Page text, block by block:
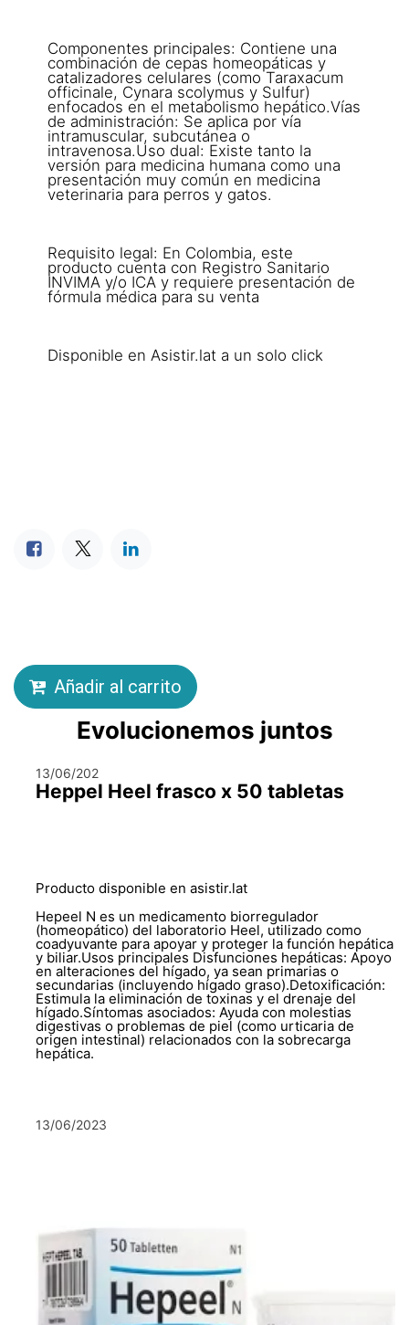
Componentes principales: Contiene una
combinación de cepas homeopáticas y
catalizadores celulares (como Taraxacum
officinale, Cynara scolymus y Sulfur)
enfocados en el metabolismo hepático.Vías
de administración: Se aplica por vía
intramuscular, subcutánea o
intravenosa.Uso dual: Existe tanto la
versión para medicina humana como una
presentación muy común en medicina
veterinaria para perros y gatos.
Requisito legal: En Colombia, este
producto cuenta con Registro Sanitario
INVIMA y/o ICA y requiere presentación de
fórmula médica para su venta
Disponible en Asistir.lat a un solo click
Añadir al carrito
Evolucionemos juntos
13/06/202
Heppel Heel frasco x 50 tabletas
Producto disponible en asistir.lat
Hepeel N es un medicamento biorregulador
(homeopático) del laboratorio Heel, utilizado como
coadyuvante para apoyar y proteger la función hepática
y biliar.Usos principales Disfunciones hepáticas: Apoyo
en alteraciones del hígado, ya sean primarias o
secundarias (incluyendo hígado graso).Detoxificación:
Estimula la eliminación de toxinas y el drenaje del
hígado.Síntomas asociados: Ayuda con molestias
digestivas o problemas de piel (como urticaria de
origen intestinal) relacionados con la sobrecarga
hepática.
13/06/2023